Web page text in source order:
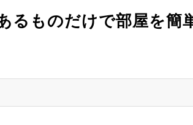
るものだけで部屋を簡